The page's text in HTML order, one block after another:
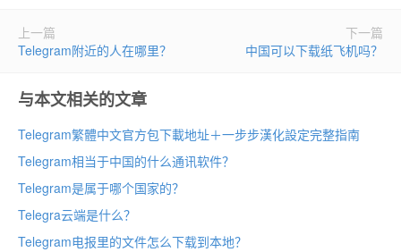
上一篇
Telegram附近的人在哪里？
下一篇
中国可以下载纸飞机吗？
与本文相关的文章
Telegram繁體中文官方包下載地址＋一步步漢化設定完整指南
Telegram相当于中国的什么通讯软件？
Telegram是属于哪个国家的？
Telegra云端是什么？
Telegram电报里的文件怎么下载到本地？